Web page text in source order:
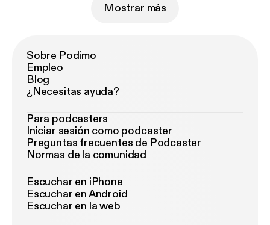
Mostrar más
Sobre Podimo
Empleo
Blog
¿Necesitas ayuda?
Para podcasters
Iniciar sesión como podcaster
Preguntas frecuentes de Podcaster
Normas de la comunidad
Escuchar en iPhone
Escuchar en Android
Escuchar en la web